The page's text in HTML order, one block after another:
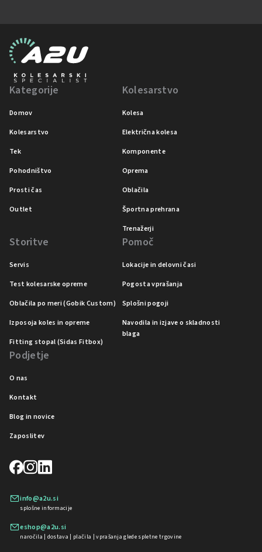
Kategorije
Domov
Kolesarstvo
Tek
Pohodništvo
Prosti čas
Outlet
Kolesarstvo
Kolesa
Električna kolesa
Komponente
Oprema
Oblačila
Športna prehrana
Trenažerji
Storitve
Servis
Test kolesarske opreme
Oblačila po meri (Gobik Custom)
Izposoja koles in opreme
Fitting stopal (Sidas Fitbox)
Pomoč
Lokacije in delovni časi
Pogosta vprašanja
Splošni pogoji
Navodila in izjave o skladnosti
blaga
Podjetje
O nas
Kontakt
Blog in novice
Zaposlitev
info@a2u.si
splošne informacije
eshop@a2u.si
naročila | dostava | plačila | vprašanja glede spletne trgovine